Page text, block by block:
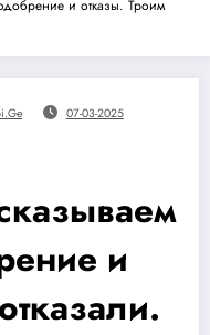
и отказы. Троим
07-03-2025
и